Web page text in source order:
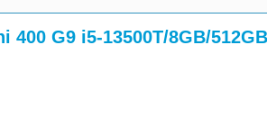
400 G9 i5-13500T/8GB/